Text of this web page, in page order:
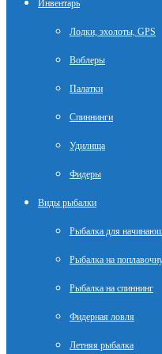
Инвентарь
Лодки, эхолоты, GPS
Воблеры
Палатки
Спиннинги
Удилища
Фидеры
Виды рыбалки
Рыбалка для
Рыбалка на
Рыбалка на спиннинг
Фидерная ловля
Летняя рыбалка